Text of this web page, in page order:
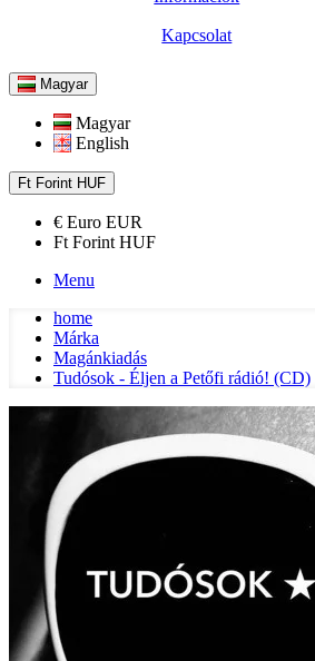
Kapcsolat
Magyar
Magyar
English
Ft Forint HUF
€ Euro EUR
Ft Forint HUF
Menu
home
Márka
Magánkiadás
Tudósok - Éljen a Petőfi rádió! (CD)